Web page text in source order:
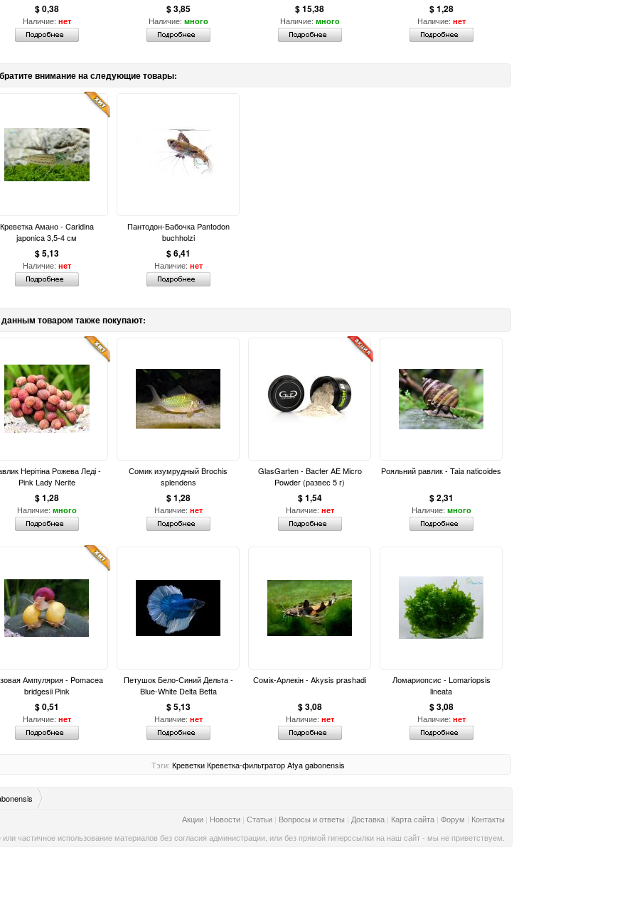
$ 0,38
Наличие: нет
$ 3,85
Наличие: много
$ 15,38
Наличие: много
$ 1,28
Наличие: нет
внимание на следующие товары:
Креветка Амано - Caridina
japonica 3,5-4 см
$ 5,13
Наличие: нет
Пантодон-Бабочка Pantodon
buchholzi
$ 6,41
Наличие: нет
товаром также покупают:
Нерітіна Рожева Леді -
Pink Lady Nerite
$ 1,28
Наличие: много
Сомик изумрудный Brochis
splendens
$ 1,28
Наличие: нет
GlasGarten - Bacter AE Micro
Powder (развес 5 г)
$ 1,54
Наличие: нет
Рояльний равлик - Taia naticoides
$ 2,31
Наличие: много
Ампулярия - Pomacea
bridgesii Pink
$ 0,51
Наличие: нет
Петушок Бело-Синий Дельта -
Blue-White Delta Betta
$ 5,13
Наличие: нет
Сомік-Арлекін - Akysis prashadi
$ 3,08
Наличие: нет
Ломариопсис - Lomariopsis
lineata
$ 3,08
Наличие: нет
Тэги: КреветкиКреветка-фильтраторAtya gabonensis
Акции | Новости | Статьи | Вопросы и ответы | Доставка | Карта сайта | Форум | Контакты
частичное использование материалов без согласия администрации, или без прямой гиперссылки на наш сайт - мы не приветствуем.